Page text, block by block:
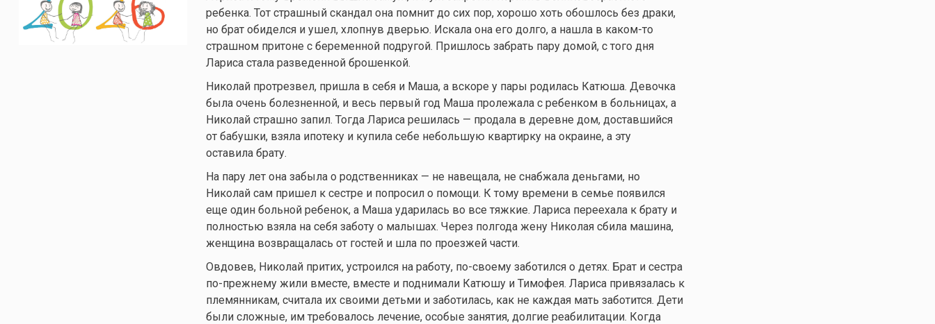
ребенка. Тот страшный скандал она помнит до сих пор, хорошо хоть обошлось без драки,
но брат обиделся и ушел, хлопнув дверью. Искала она его долго, а нашла в каком-то
страшном притоне с беременной подругой. Пришлось забрать пару домой, с того дня
Лариса стала разведенной брошенкой.
Николай протрезвел, пришла в себя и Маша, а вскоре у пары родилась Катюша. Девочка
была очень болезненной, и весь первый год Маша пролежала с ребенком в больницах, а
Николай страшно запил. Тогда Лариса решилась — продала в деревне дом, доставшийся
от бабушки, взяла ипотеку и купила себе небольшую квартирку на окраине, а эту
оставила брату.
На пару лет она забыла о родственниках — не навещала, не снабжала деньгами, но
Николай сам пришел к сестре и попросил о помощи. К тому времени в семье появился
еще один больной ребенок, а Маша ударилась во все тяжкие. Лариса переехала к брату и
полностью взяла на себя заботу о малышах. Через полгода жену Николая сбила машина,
женщина возвращалась от гостей и шла по проезжей части.
Овдовев, Николай притих, устроился на работу, по-своему заботился о детях. Брат и сестра
по-прежнему жили вместе, вместе и поднимали Катюшу и Тимофея. Лариса привязалась к
племянникам, считала их своими детьми и заботилась, как не каждая мать заботится. Дети
были сложные, им требовалось лечение, особые занятия, долгие реабилитации. Когда